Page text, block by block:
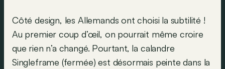
Côté design, les Allemands ont choisi la subtilité !
Au premier coup d’œil, on pourrait même croire
que rien n’a changé. Pourtant, la calandre
Singleframe (fermée) est désormais peinte dans la